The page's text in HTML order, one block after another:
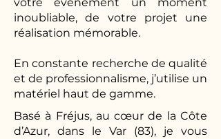
inoubliable, de votre projet une
réalisation mémorable.
En constante recherche de qualité
et de professionnalisme, j’utilise un
matériel haut de gamme.
Basé à Fréjus, au cœur de la Côte
d’Azur, dans le Var (83), je vous